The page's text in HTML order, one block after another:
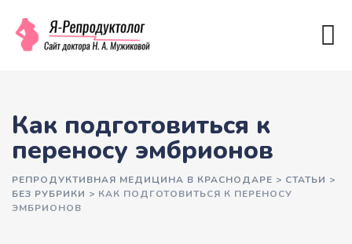
Как подготовиться к
переносу эмбрионов
РЕПРОДУКТИВНАЯ МЕДИЦИНА В КРАСНОДАРЕ > СТАТЬИ >
БЕЗ РУБРИКИ > КАК ПОДГОТОВИТЬСЯ К ПЕРЕНОСУ
ЭМБРИОНОВ